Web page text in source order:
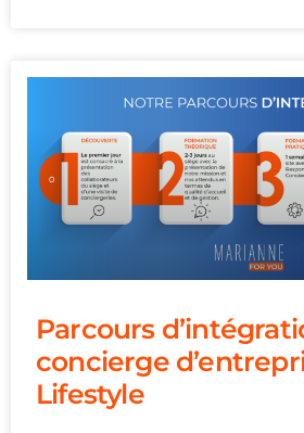
Parcours
concierge
Lifestyle